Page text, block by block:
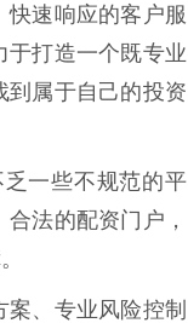
快速响应的客户服
于打造一个既专业
到属于自己的投资
一些不规范的平
法的配资门户，
、专业风险控制